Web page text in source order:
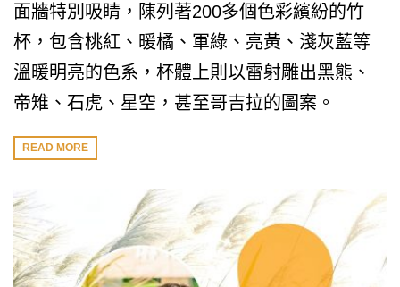
面牆特別吸睛，陳列著200多個色彩繽紛的竹
杯，包含桃紅、暖橘、軍綠、亮黃、淺灰藍等
溫暖明亮的色系，杯體上則以雷射雕出黑熊、
帝雉、石虎、星空，甚至哥吉拉的圖案。
READ MORE